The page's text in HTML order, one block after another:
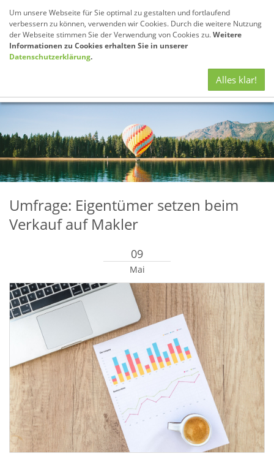
Umfrage: Eigentümer setzen beim
Verkauf auf Makler
09
Mai
Um unsere Webseite für Sie optimal zu gestalten und fortlaufend
verbessern zu können, verwenden wir Cookies. Durch die weitere Nutzung
der Webseite stimmen Sie der Verwendung von Cookies zu.Weitere
Informationen zu Cookies erhalten Sie in unserer
Datenschutzerklärung.
Alles klar!